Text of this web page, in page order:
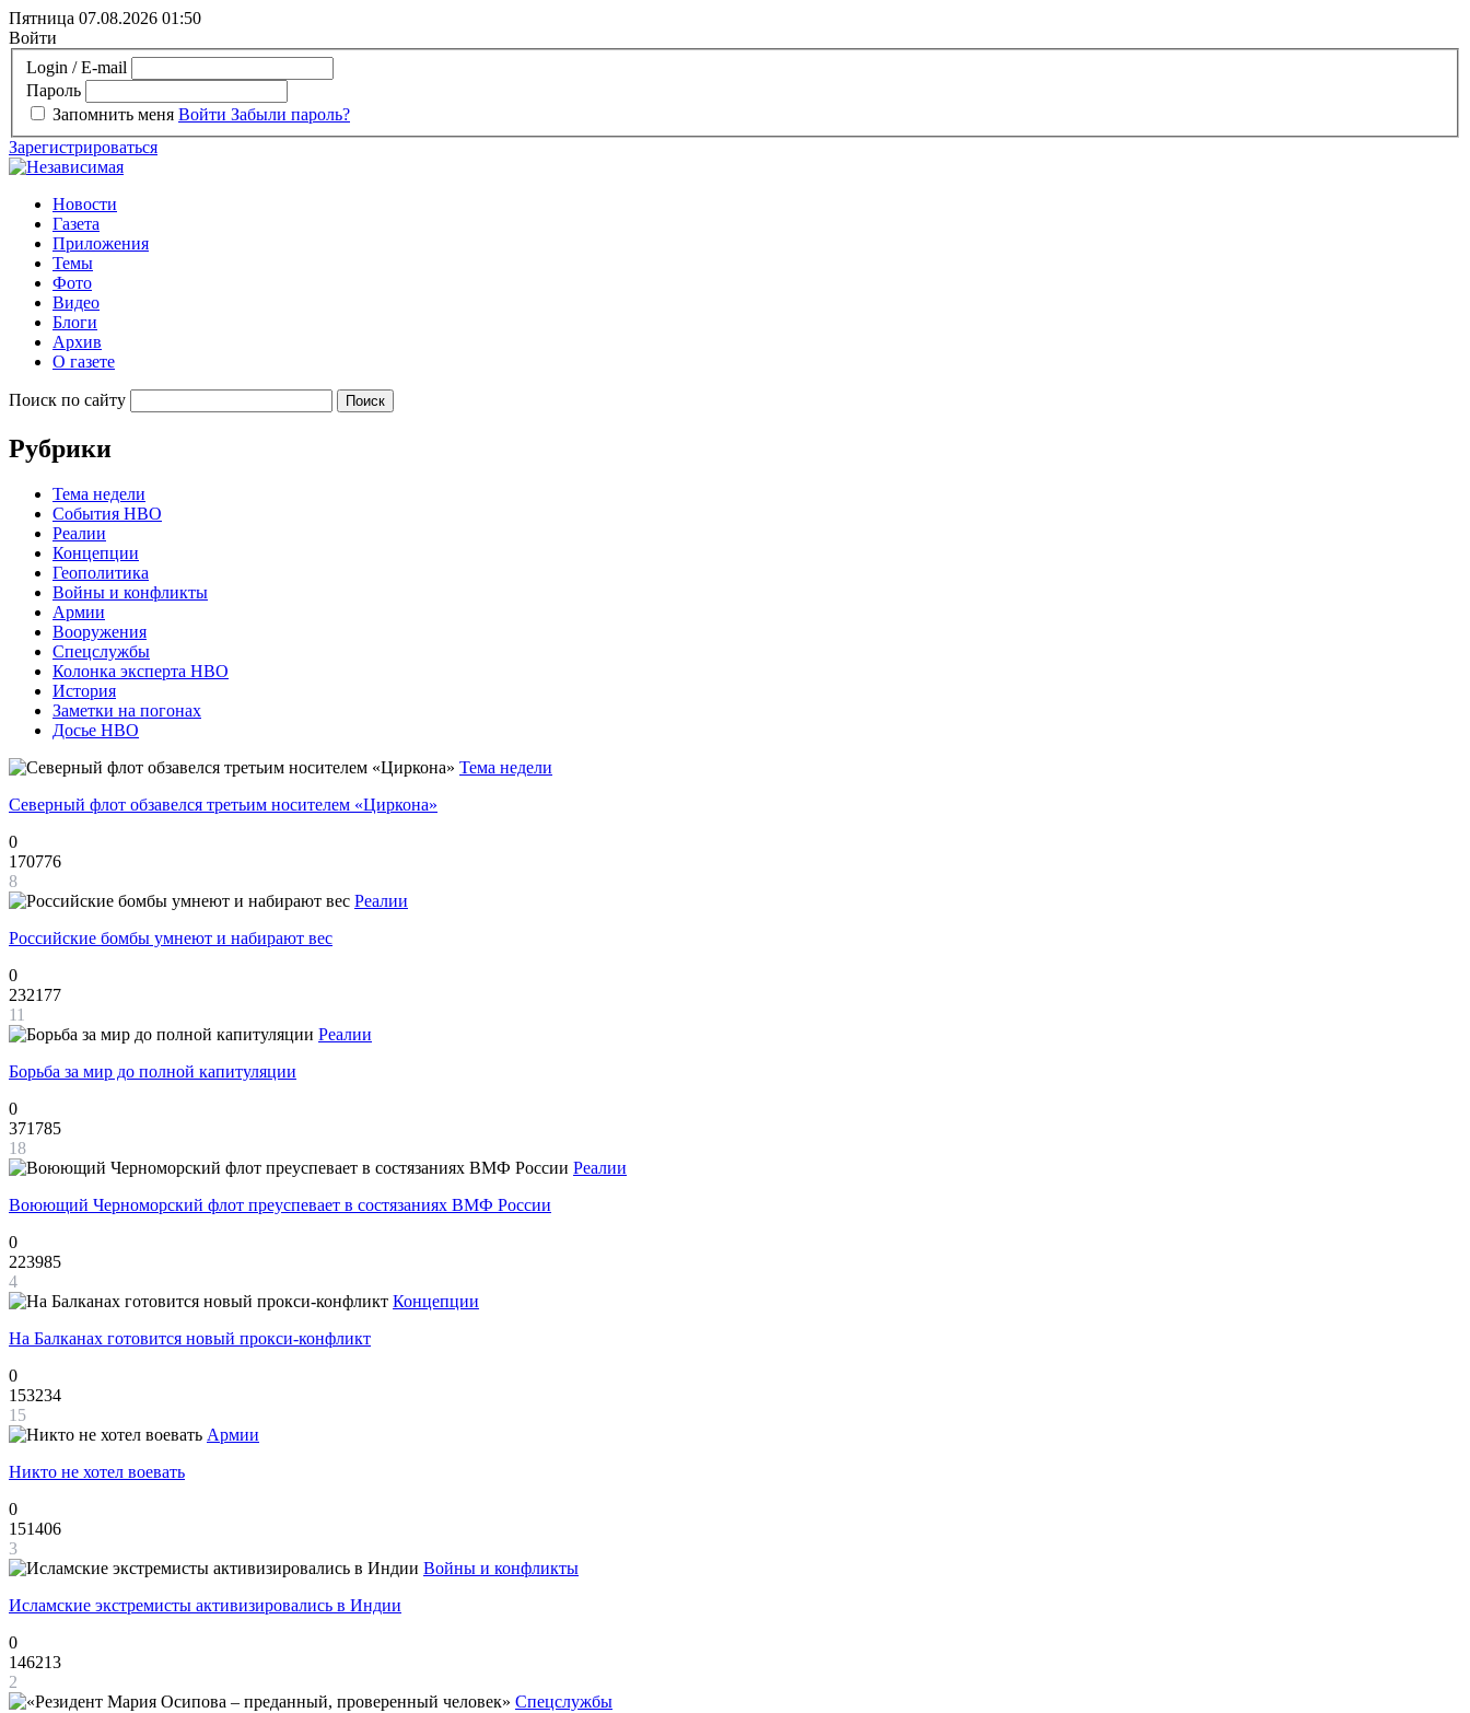
Пятница 07.08.2026 01:50
Войти
Login / E-mail
Пароль
Запомнить меня Войти Забыли пароль?
Зарегистрироваться
Новости
Газета
Приложения
Темы
Фото
Видео
Блоги
Архив
О газете
Поиск по сайту
Рубрики
Тема недели
События НВО
Реалии
Концепции
Геополитика
Войны и конфликты
Армии
Вооружения
Спецслужбы
Колонка эксперта НВО
История
Заметки на погонах
Досье НВО
Тема недели
Северный флот обзавелся третьим носителем «Циркона»
0
170776
8
Реалии
Российские бомбы умнеют и набирают вес
0
232177
11
Реалии
Борьба за мир до полной капитуляции
0
371785
18
Реалии
Воюющий Черноморский флот преуспевает в состязаниях ВМФ России
0
223985
4
Концепции
На Балканах готовится новый прокси-конфликт
0
153234
15
Армии
Никто не хотел воевать
0
151406
3
Войны и конфликты
Исламские экстремисты активизировались в Индии
0
146213
2
Спецслужбы